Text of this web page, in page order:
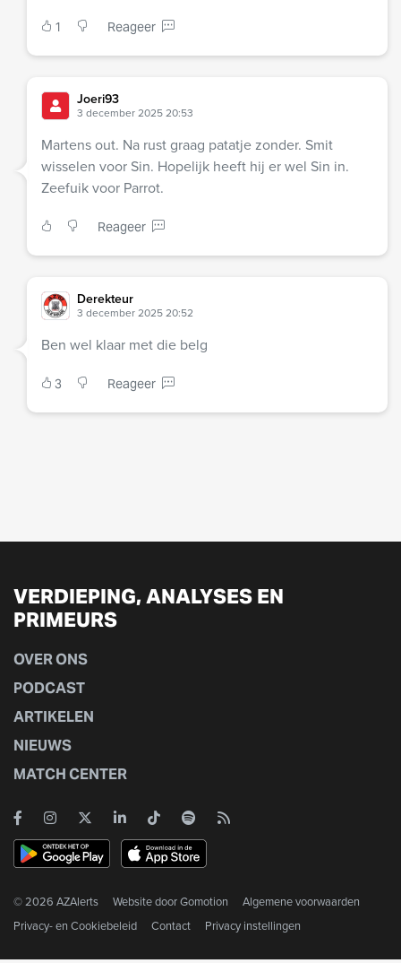
1 Reageer
Joeri93
3 december 2025 20:53
Martens out. Na rust graag patatje zonder. Smit
wisselen voor Sin. Hopelijk heeft hij er wel Sin in.
Zeefuik voor Parrot.
Reageer
Derekteur
3 december 2025 20:52
Ben wel klaar met die belg
3 Reageer
VERDIEPING, ANALYSES EN
PRIMEURS
OVER ONS
PODCAST
ARTIKELEN
NIEUWS
MATCH CENTER
© 2026 AZAlerts Website doorGomotion
Algemene voorwaarden
Privacy- en Cookiebeleid
Contact Privacy instellingen